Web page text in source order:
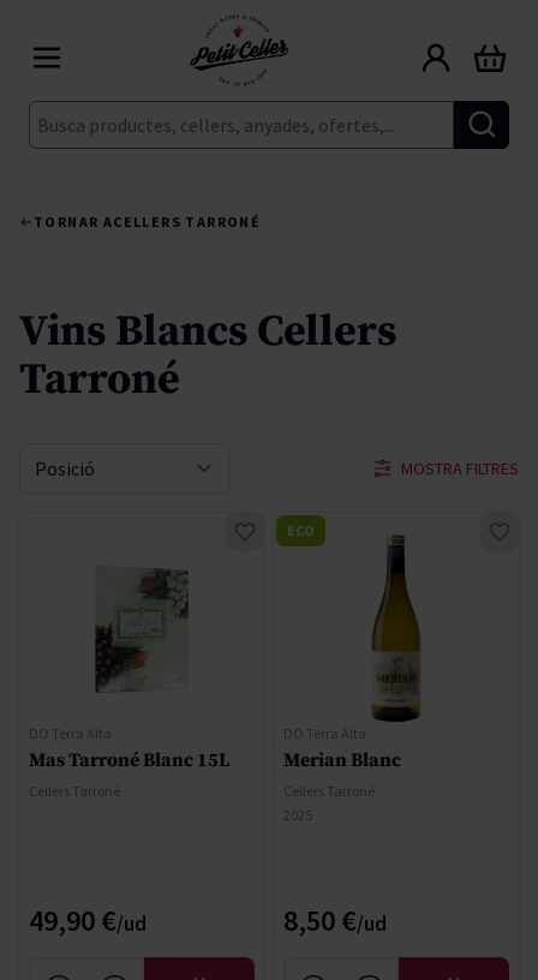
Cerca
Cart
TORNAR ACELLERS TARRONÉ
Vins Blancs Cellers
Tarroné
MOSTRA FILTRES
Sort By
DO Terra Alta
Mas Tarroné Blanc 15L
Cellers Tarroné
49,90 €
DO Terra Alta
Merian Blanc
Cellers Tarroné
2025
8,50 €
ECO